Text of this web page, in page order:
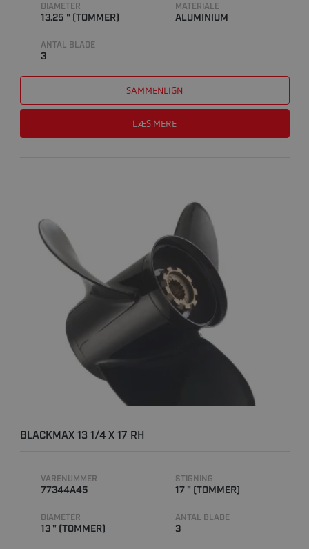
DIAMETER
13.25 " (TOMMER)
MATERIALE
ALUMINIUM
ANTAL BLADE
3
SAMMENLIGN
LÆS MERE
BLACKMAX 13 1/4 X 17 RH
VARENUMMER
77344A45
STIGNING
17 " (TOMMER)
DIAMETER
13 " (TOMMER)
ANTAL BLADE
3